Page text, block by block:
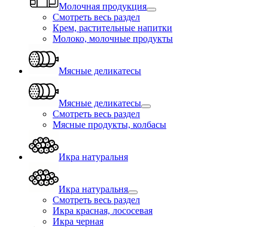
Молочная продукция
Смотреть весь раздел
Крем, растительные напитки
Молоко, молочные продукты
Мясные деликатесы
Мясные деликатесы
Смотреть весь раздел
Мясные продукты, колбасы
Икра натуральня
Икра натуральня
Смотреть весь раздел
Икра красная, лососевая
Икра черная